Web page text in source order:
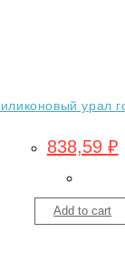
урал
838,59 ₽
Add to cart